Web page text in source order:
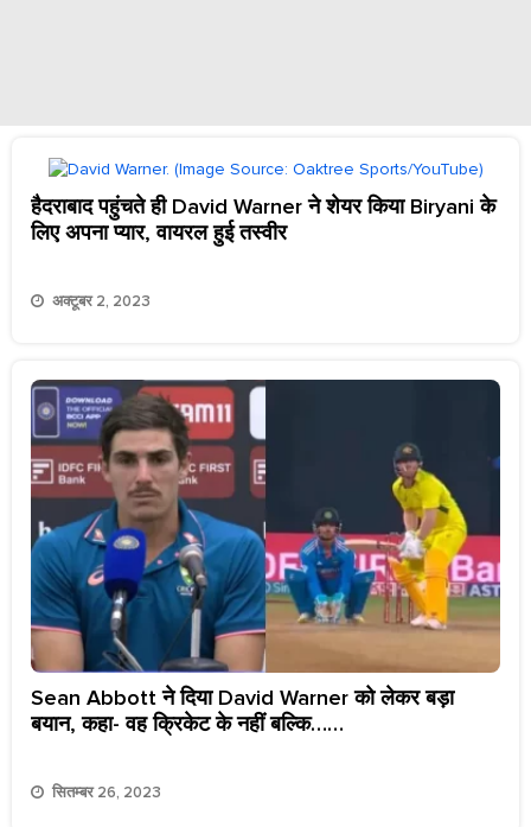
हैदराबाद पहुंचते ही David Warner ने शेयर किया Biryani के
लिए अपना प्यार, वायरल हुई तस्वीर
अक्टूबर 2, 2023
Sean Abbott ने दिया David Warner को लेकर बड़ा
बयान, कहा- वह क्रिकेट के नहीं बल्कि……
सितम्बर 26, 2023